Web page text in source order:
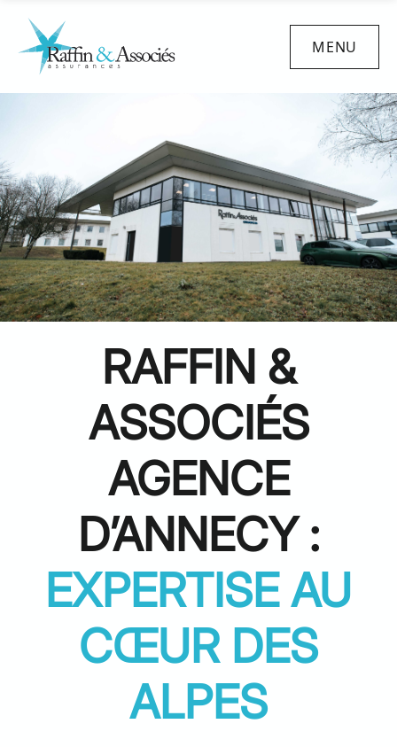
MENU
RAFFIN &
ASSOCIÉS
AGENCE
D’ANNECY :
EXPERTISE AU
CŒUR DES
ALPES